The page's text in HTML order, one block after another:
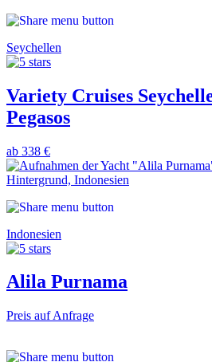
Seychellen
Variety Cruises
Pegasos
ab 338 €
Indonesien
Alila Purnama
Preis auf Anfrage